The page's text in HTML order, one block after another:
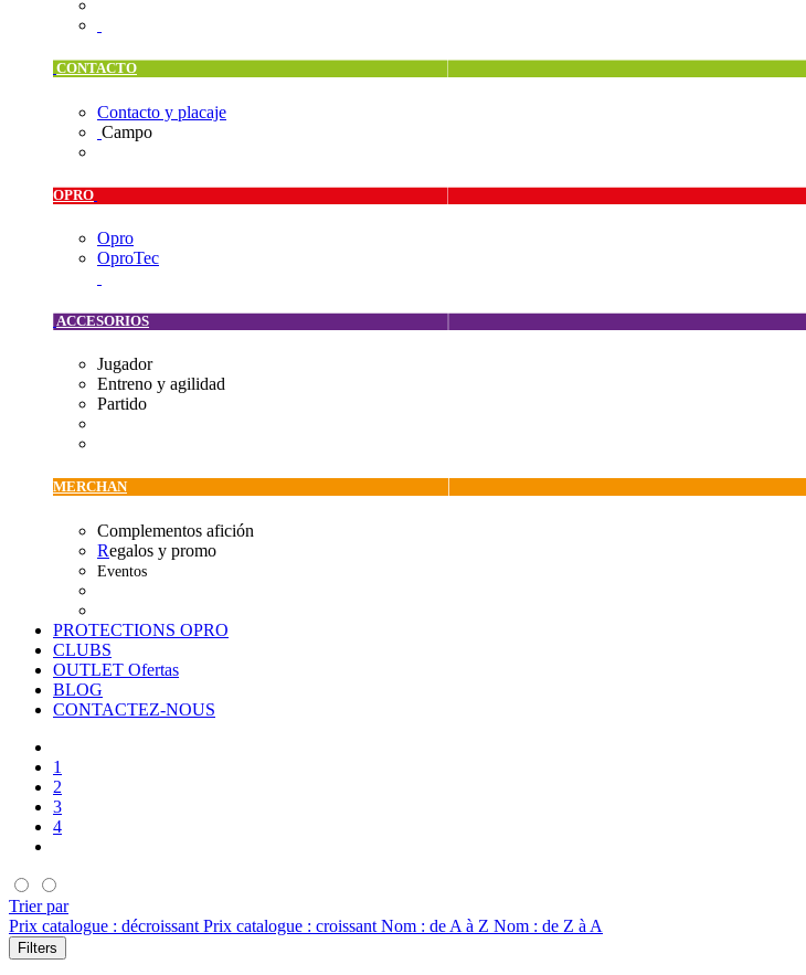
CONTACTO
Contacto y placaje
Campo
OPRO
Opro
OproTec
ACCESORIOS
Jugador
Entreno y agilidad
Partido
MERCHAN
Complementos afición
Regalos y promo
Eventos
PROTECTIONS OPRO
CLUBS
OUTLET Ofertas
BLOG
CONTACTEZ-NOUS
1
2
3
4
Trier par
Prix catalogue : décroissant Prix catalogue : croissant Nom : de A à Z Nom : de Z à A
Filters